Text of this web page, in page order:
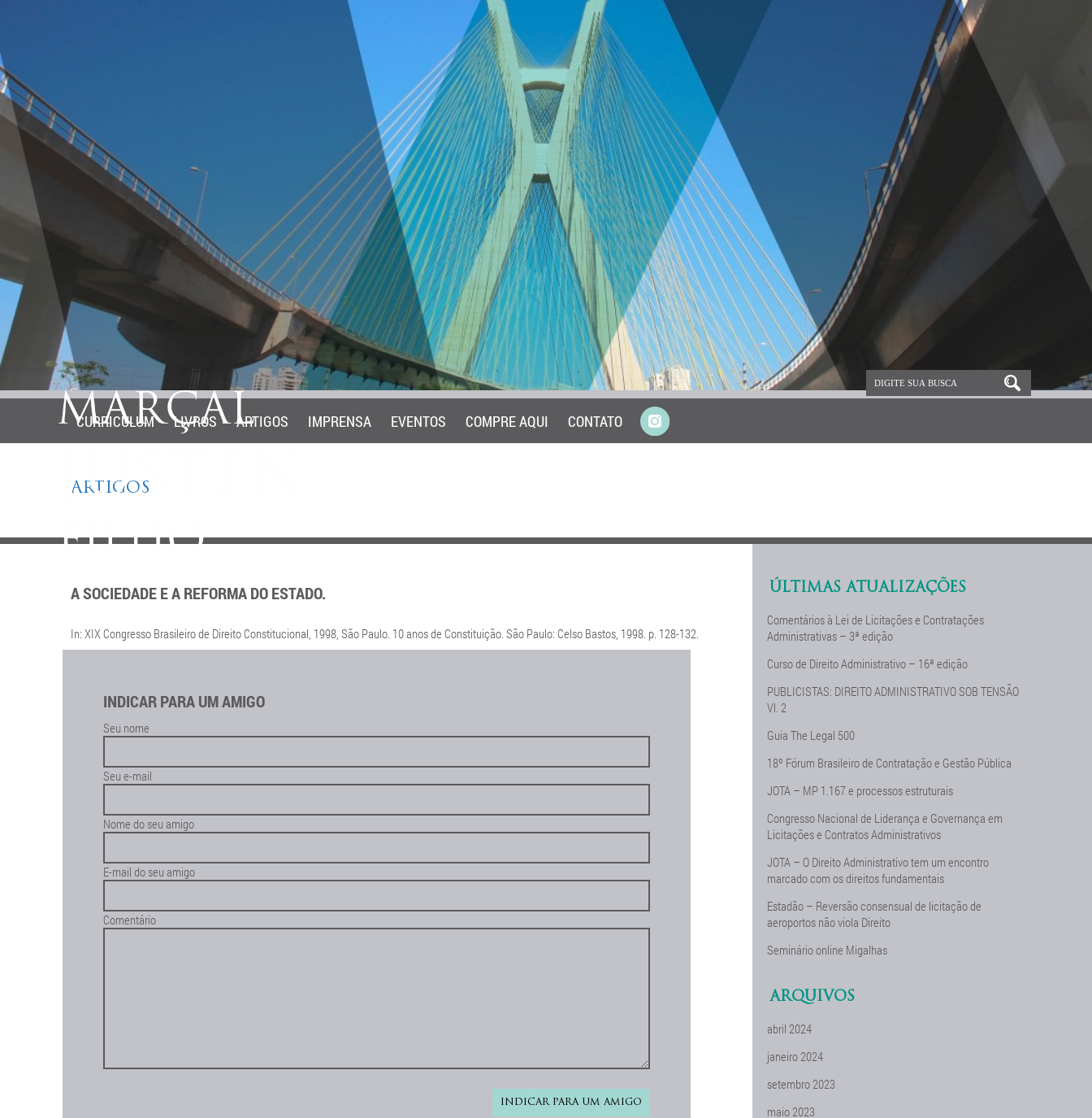
CURRICULUM LIVROS ARTIGOS IMPRENSA EVENTOS COMPRE AQUI CONTATO
ARTIGOS
A SOCIEDADE E A REFORMA DO ESTADO.
In: XIX Congresso Brasileiro de Direito Constitucional, 1998, São Paulo. 10 anos de Constituição. São Paulo: Celso Bastos, 1998. p. 128-132.
INDICAR PARA UM AMIGO
Seu nome
Seu e-mail
Nome do seu amigo
E-mail do seu amigo
Comentário
ÚLTIMAS ATUALIZAÇÕES
Comentários à Lei de Licitações e Contratações
Administrativas – 3ª edição
Curso de Direito Administrativo – 16ª edição
PUBLICISTAS: DIREITO ADMINISTRATIVO SOB TENSÃO
Vl. 2
Guia The Legal 500
18º Fórum Brasileiro de Contratação e Gestão Pública
JOTA – MP 1.167 e processos estruturais
Congresso Nacional de Liderança e Governança em
Licitações e Contratos Administrativos
JOTA – O Direito Administrativo tem um encontro
marcado com os direitos fundamentais
Estadão – Reversão consensual de licitação de
aeroportos não viola Direito
Seminário online Migalhas
ARQUIVOS
abril 2024
janeiro 2024
setembro 2023
maio 2023